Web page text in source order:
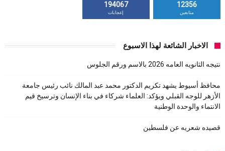
12356
متابعين
194067
إعجابات
الاخبار الشائعة لهذا الاسبوع
نتيجه الثانويه العامه 2026 بالاسم ورقم الجلوس
محافظ أسيوط يشهد تكريم الدكتور محمد عبد المالك نائب رئيس جامعة
الأزهر للوجه القبلي ويؤكد: العلماء شركاء في بناء الإنسان وترسيخ قيم
الانتماء والوحدة الوطنية
قصيده شعريه عن فلسطين